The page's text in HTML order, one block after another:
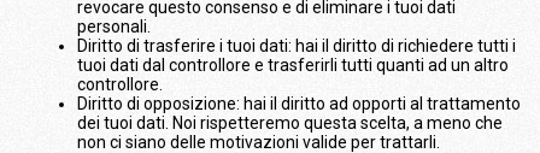
revocare questo consenso e di eliminare i tuoi dati
personali.
Diritto di trasferire i tuoi dati: hai il diritto di richiedere tutti i
tuoi dati dal controllore e trasferirli tutti quanti ad un altro
controllore.
Diritto di opposizione: hai il diritto ad opporti al trattamento
dei tuoi dati. Noi rispetteremo questa scelta, a meno che
non ci siano delle motivazioni valide per trattarli.